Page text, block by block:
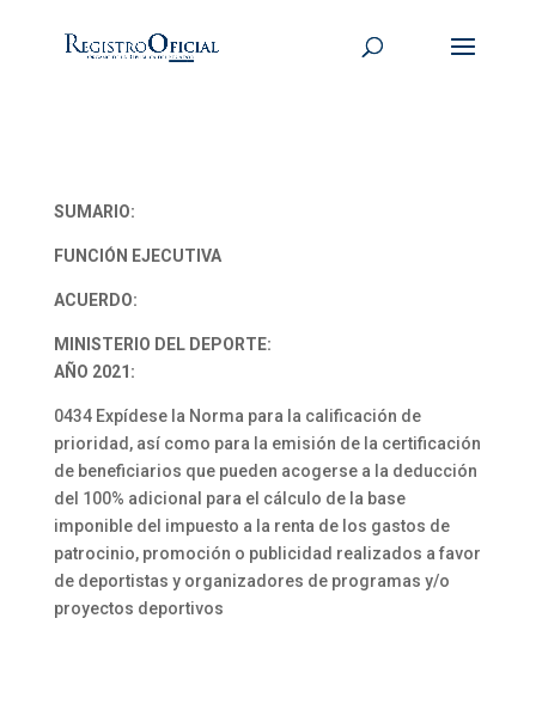
SUMARIO:
FUNCIÓN EJECUTIVA
ACUERDO:
MINISTERIO DEL DEPORTE:
AÑO 2021:
0434 Expídese la Norma para la calificación de
prioridad, así como para la emisión de la certificación
de beneficiarios que pueden acogerse a la deducción
del 100% adicional para el cálculo de la base
imponible del impuesto a la renta de los gastos de
patrocinio, promoción o publicidad realizados a favor
de deportistas y organizadores de programas y/o
proyectos deportivos